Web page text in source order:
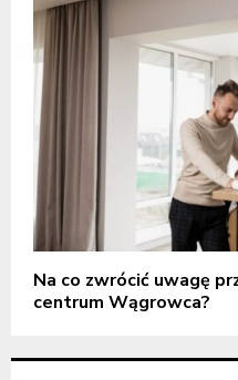
Na co zwrócić uwagę
centrum Wągrowca?